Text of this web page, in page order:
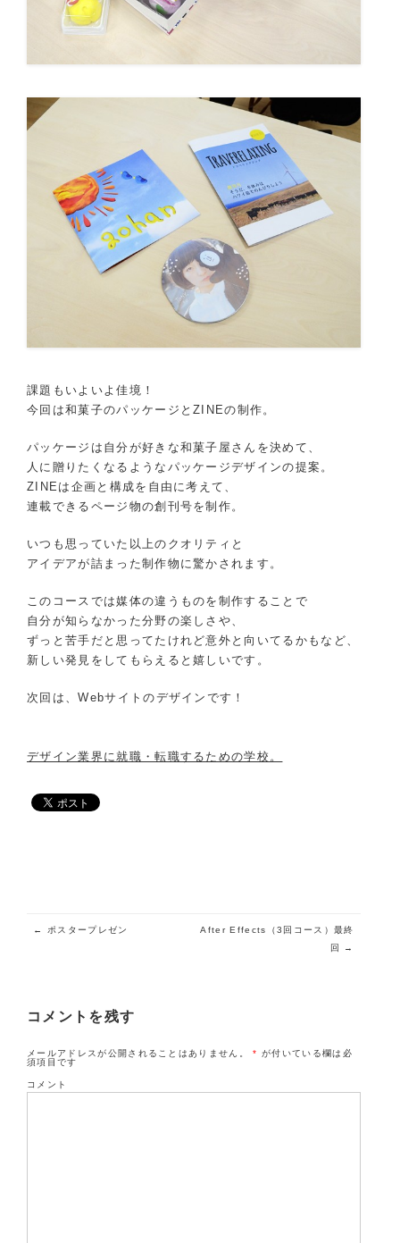
課題もいよいよ佳境！
今回は和菓子のパッケージとZINEの制作。
パッケージは自分が好きな和菓子屋さんを決めて、
人に贈りたくなるようなパッケージデザインの提案。
ZINEは企画と構成を自由に考えて、
連載できるページ物の創刊号を制作。
いつも思っていた以上のクオリティと
アイデアが詰まった制作物に驚かされます。
このコースでは媒体の違うものを制作することで
自分が知らなかった分野の楽しさや、
ずっと苦手だと思ってたけれど意外と向いてるかもなど、
新しい発見をしてもらえると嬉しいです。
次回は、Webサイトのデザインです！
デザイン業界に就職・転職するための学校。
投稿ナビゲーション
← ポスタープレゼン
After Effects（3回コース）最終
回
→
コメントを残す
メールアドレスが公開されることはありません。 * が付いている欄は必
須項目です
コメント